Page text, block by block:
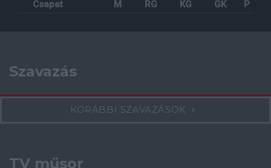
Csapat M RG KG GK P
Szavazás
KORÁBBI SZAVAZÁSOK
TV műsor